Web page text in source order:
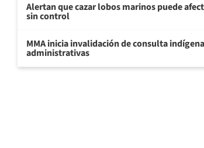
Alertan que cazar lobos marinos puede
sin control
MMA inicia invalidación de consulta
administrativas